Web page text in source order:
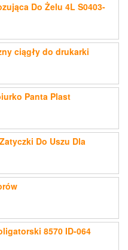
Do Żelu 4L S0403-
ciągły do drukarki
Panta Plast
Do Uszu Dla
8570 ID-064